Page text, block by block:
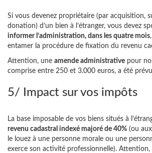
Si vous devenez propriétaire (par acquisition,
donation) d’un bien à l’étranger, vous devez
informer l’administration, dans les quatre mois
entamer la procédure de fixation du revenu
Attention, une amende administrative pour
comprise entre 250 et 3.000 euros, a été
5/ Impact sur vos impôts
La base imposable de vos biens situés à
revenu cadastral indexé majoré de 40% (ou
le louez à une personne morale ou une
exerce son activité professionnelle). Attention,